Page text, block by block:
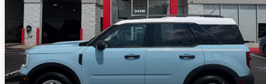
¡Nuevo!